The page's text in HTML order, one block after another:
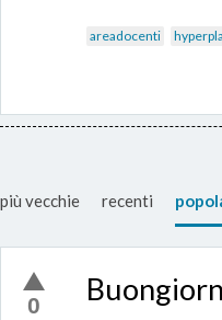
areadocenti
più vecchie recenti
0